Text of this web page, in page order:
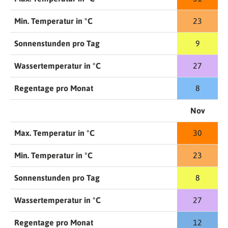
Min. Temperatur in °C 23
Sonnenstunden pro Tag 9
Wassertemperatur in °C 27
Regentage pro Monat 8
Nov
Max. Temperatur in °C 30
Min. Temperatur in °C 23
Sonnenstunden pro Tag 8
Wassertemperatur in °C 27
Regentage pro Monat 12